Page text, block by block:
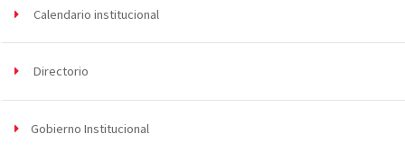
Calendario institucional
Directorio
Gobierno Institucional